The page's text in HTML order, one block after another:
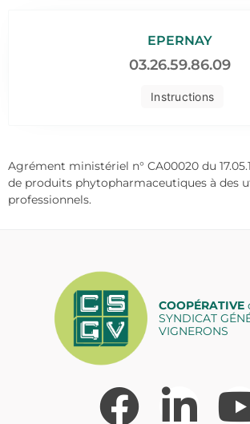
Instructions
EPERNAY
03.26.59.86.09
Agrément ministériel n° CA00020 du
de produits phytopharmaceutiques à des
professionnels.
COOPÉRATIVE
SYNDICAT
VIGNERONS